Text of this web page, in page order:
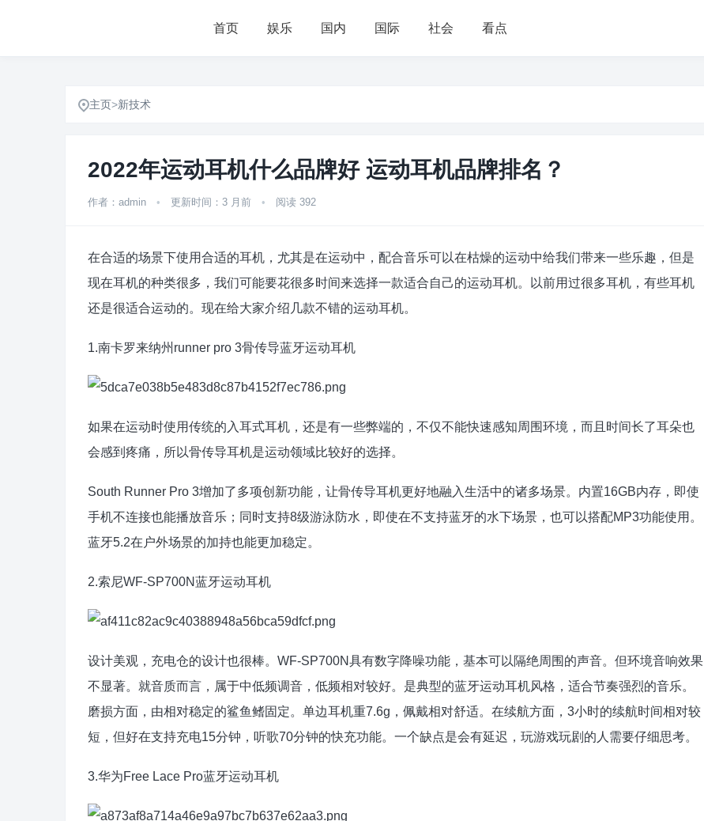
首页 娱乐 国内 国际 社会 看点
主页>新技术
2022年运动耳机什么品牌好 运动耳机品牌排名？
作者：admin • 更新时间：3 月前 • 阅读 392
在合适的场景下使用合适的耳机，尤其是在运动中，配合音乐可以在枯燥的运动中给我们带来一些乐趣，但是
现在耳机的种类很多，我们可能要花很多时间来选择一款适合自己的运动耳机。以前用过很多耳机，有些耳机
还是很适合运动的。现在给大家介绍几款不错的运动耳机。
1.南卡罗来纳州runner pro 3骨传导蓝牙运动耳机
如果在运动时使用传统的入耳式耳机，还是有一些弊端的，不仅不能快速感知周围环境，而且时间长了耳朵也
会感到疼痛，所以骨传导耳机是运动领域比较好的选择。
South Runner Pro 3增加了多项创新功能，让骨传导耳机更好地融入生活中的诸多场景。内置16GB内存，即使
手机不连接也能播放音乐；同时支持8级游泳防水，即使在不支持蓝牙的水下场景，也可以搭配MP3功能使用。
蓝牙5.2在户外场景的加持也能更加稳定。
2.索尼WF-SP700N蓝牙运动耳机
设计美观，充电仓的设计也很棒。WF-SP700N具有数字降噪功能，基本可以隔绝周围的声音。但环境音响效果
不显著。就音质而言，属于中低频调音，低频相对较好。是典型的蓝牙运动耳机风格，适合节奏强烈的音乐。
磨损方面，由相对稳定的鲨鱼鳍固定。单边耳机重7.6g，佩戴相对舒适。在续航方面，3小时的续航时间相对较
短，但好在支持充电15分钟，听歌70分钟的快充功能。一个缺点是会有延迟，玩游戏玩剧的人需要仔细思考。
3.华为Free Lace Pro蓝牙运动耳机